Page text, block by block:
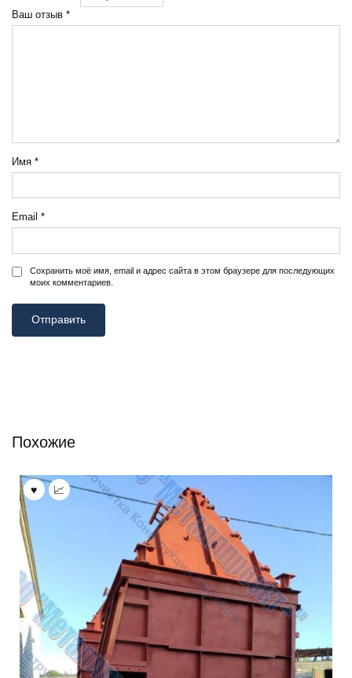
Ваш отзыв *
Имя *
Email *
Сохранить моё имя, email и адрес сайта в этом браузере для последующих
моих комментариев.
Похожие